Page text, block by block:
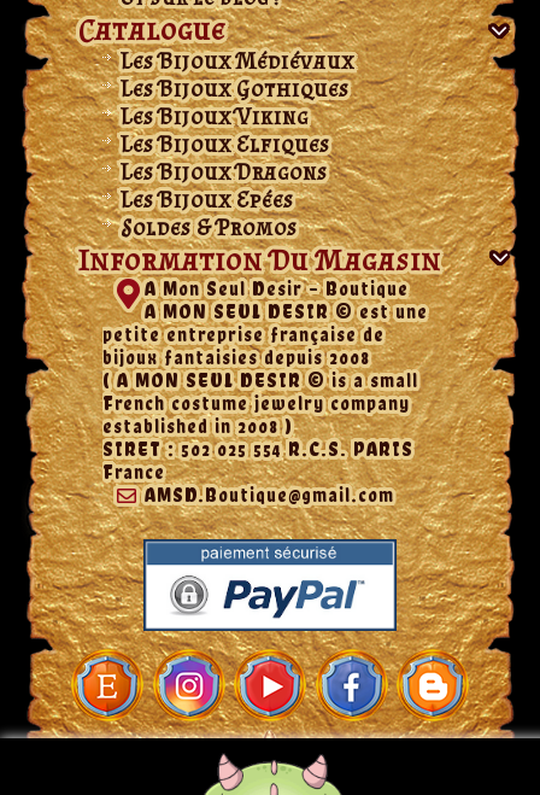
Catalogue
Les Bijoux Médiévaux
Les Bijoux Gothiques
Les Bijoux Viking
Les Bijoux Elfiques
Les Bijoux Dragons
Les Bijoux Epées
Soldes & Promos
Information Du Magasin
A Mon Seul Desir - Boutique
A MON SEUL DESIR © est une
petite entreprise française de
bijoux fantaisies depuis 2008
( A MON SEUL DESIR © is a small
French costume jewelry company
established in 2008 )
SIRET : 502 025 554 R.C.S. PARIS
France
AMSD.Boutique@gmail.com